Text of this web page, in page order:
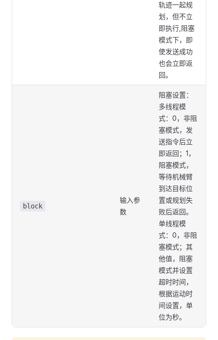
轨迹一起规
划，但不立
即执行,阻塞
模式下，即
使发送成功
也会立即返
回。
block
输入参
数
阻塞设置：
多线程模
式：0，非阻
塞模式，发
送指令后立
即返回；1，
阻塞模式，
等待机械臂
到达目标位
置或规划失
败后返回。
单线程模
式：0，非阻
塞模式；其
他值，阻塞
模式并设置
超时时间，
根据运动时
间设置，单
位为秒。